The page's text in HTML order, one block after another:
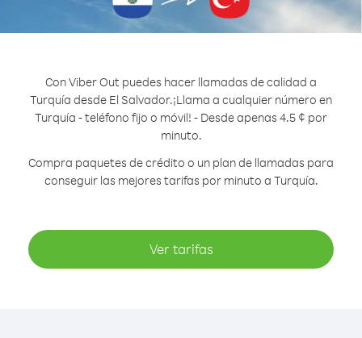
Con Viber Out puedes hacer llamadas de calidad a
Turquía desde El Salvador.¡Llama a cualquier número en
Turquía - teléfono fijo o móvil! - Desde apenas 4.5 ¢ por
minuto.
Compra paquetes de crédito o un plan de llamadas para
conseguir las mejores tarifas por minuto a Turquía.
Ver tarifas